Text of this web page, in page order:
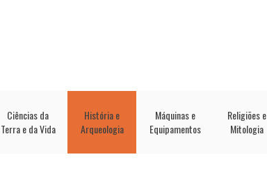
Ciências da
Terra e da Vida
História e
Arqueologia
Máquinas e
Equipamentos
Religiões e
Mitologia